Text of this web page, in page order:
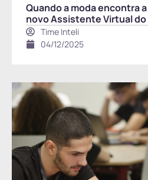
Quando a moda encontra
novo Assistente Virtual
Time Inteli
04/12/2025